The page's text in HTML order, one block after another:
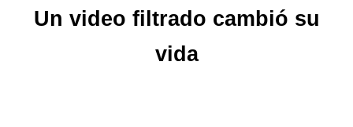
Un video filtrado cambió su
vida